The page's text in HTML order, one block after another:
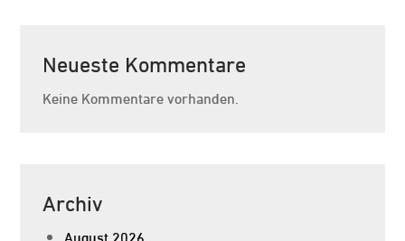
Neueste Kommentare
Keine Kommentare vorhanden.
Archiv
August 2026